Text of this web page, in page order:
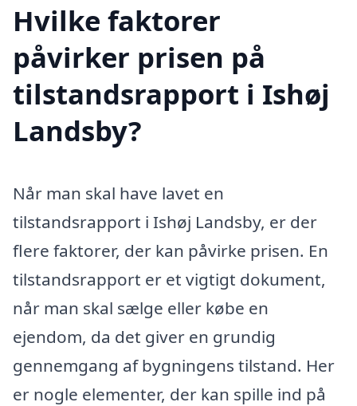
Hvilke faktorer
påvirker prisen på
tilstandsrapport i Ishøj
Landsby?
Når man skal have lavet en
tilstandsrapport i Ishøj Landsby, er der
flere faktorer, der kan påvirke prisen. En
tilstandsrapport er et vigtigt dokument,
når man skal sælge eller købe en
ejendom, da det giver en grundig
gennemgang af bygningens tilstand. Her
er nogle elementer, der kan spille ind på